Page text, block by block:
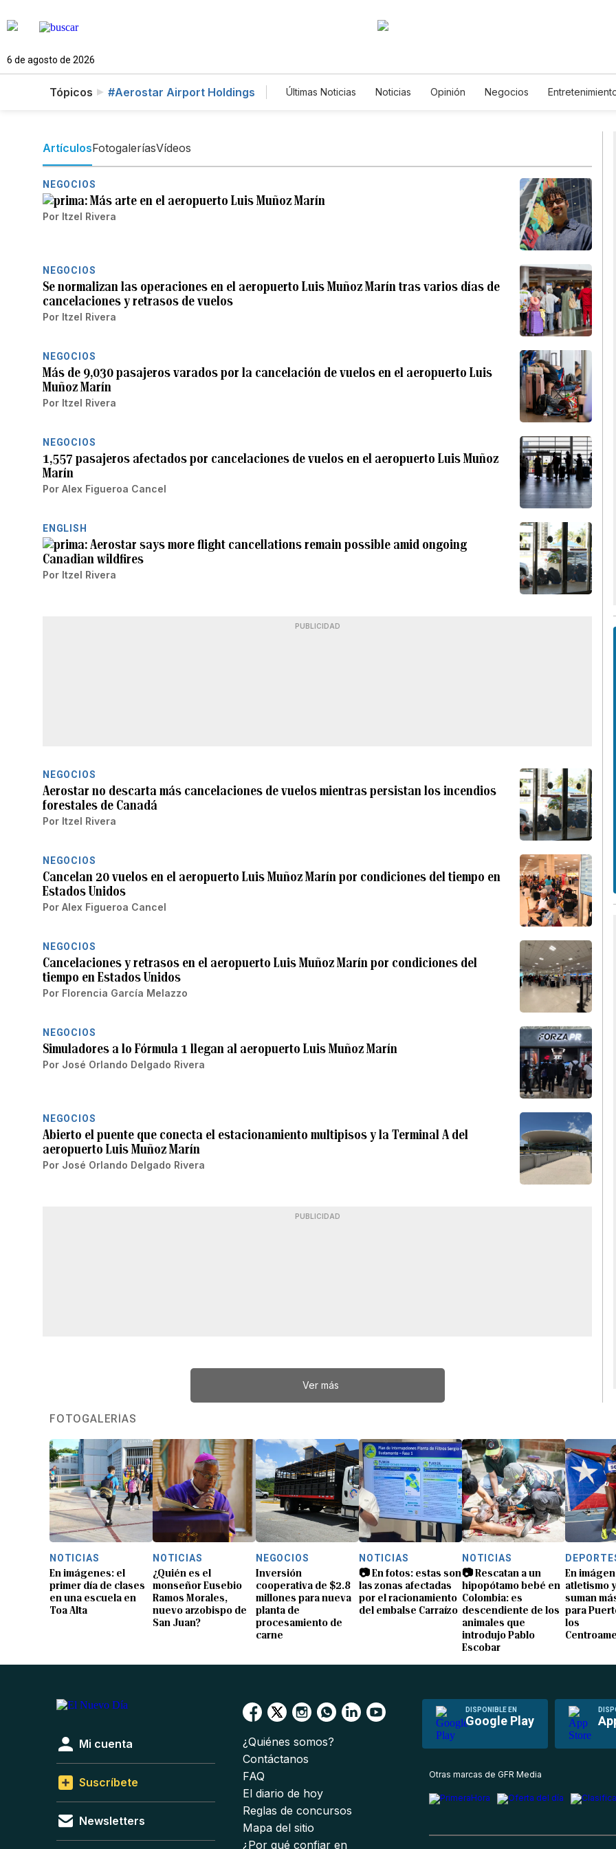
6 de agosto de 2026
Tópicos #Aerostar Airport Holdings Últimas Noticias Noticias Opinión Negocios
ArtículosFotogaleríasVídeos
NEGOCIOS
Más arte en el aeropuerto Luis Muñoz Marín
Por Itzel Rivera
NEGOCIOS
Se normalizan las operaciones en el aeropuerto Luis Muñoz Marín tras varios días de
cancelaciones y retrasos de vuelos
Por Itzel Rivera
NEGOCIOS
Más de 9,030 pasajeros varados por la cancelación de vuelos en el aeropuerto Luis
Muñoz Marín
Por Itzel Rivera
NEGOCIOS
1,557 pasajeros afectados por cancelaciones de vuelos en el aeropuerto Luis Muñoz
Marín
Por Alex Figueroa Cancel
ENGLISH
Aerostar says more flight cancellations remain possible amid ongoing
Canadian wildfires
Por Itzel Rivera
PUBLICIDAD
NEGOCIOS
Aerostar no descarta más cancelaciones de vuelos mientras persistan los incendios
forestales de Canadá
Por Itzel Rivera
NEGOCIOS
Cancelan 20 vuelos en el aeropuerto Luis Muñoz Marín por condiciones del tiempo en
Estados Unidos
Por Alex Figueroa Cancel
NEGOCIOS
Cancelaciones y retrasos en el aeropuerto Luis Muñoz Marín por condiciones del
tiempo en Estados Unidos
Por Florencia García Melazzo
NEGOCIOS
Simuladores a lo Fórmula 1 llegan al aeropuerto Luis Muñoz Marín
Por José Orlando Delgado Rivera
NEGOCIOS
Abierto el puente que conecta el estacionamiento multipisos y la Terminal A del
aeropuerto Luis Muñoz Marín
Por José Orlando Delgado Rivera
PUBLICIDAD
Ver más
FOTOGALERÍAS
NOTICIAS
En imágenes: el
primer día de clases
en una escuela en
Toa Alta
NOTICIAS
¿Quién es el
monseñor Eusebio
Ramos Morales,
nuevo arzobispo de
San Juan?
NEGOCIOS
Inversión
cooperativa de $2.8
millones para nueva
planta de
procesamiento de
carne
NOTICIAS
📷 En fotos: estas son
las zonas afectadas
por el racionamiento
del embalse Carraízo
NOTICIAS
📷 Rescatan a un
hipopótamo bebé en
Colombia: es
descendiente de los
animales que
introdujo Pablo
Escobar
En
atletismo
suman
para
los
DISPONIBLE EN
Google Play
Mi cuenta
Suscríbete
Newsletters
¿Quiénes somos?
Contáctanos
FAQ
El diario de hoy
Reglas de concursos
Mapa del sitio
¿Por qué confiar en
Otras marcas de GFR Media